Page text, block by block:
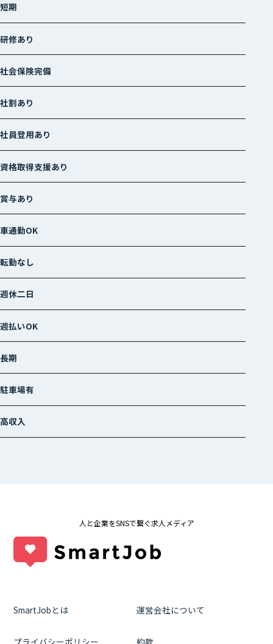
短期
研修あり
社会保険完備
社割あり
社員登用あり
資格取得支援あり
賞与あり
車通勤OK
転勤なし
週休二日
週払いOK
長期
駐車場有
高収入
人と企業をSNSで繋ぐ求人メディア
SmartJobとは 運営会社について
プライバシーポリシー 約款